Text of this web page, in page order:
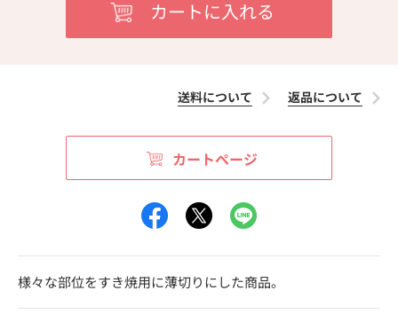
送料について 返品について
カートページ
様々な部位をすき焼用に薄切りにした商品。